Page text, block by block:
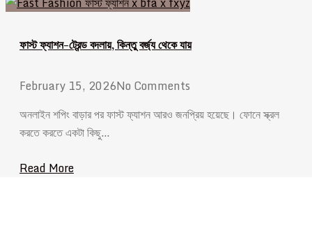
ফাস্ট ফ্যাশন-ট্রেন্ড বদলায়, কিন্তু বর্জ্য থেকে যায়
February 15, 2026No Comments
অনলাইন শপিং বাড়ার পর ফাস্ট ফ্যাশন আরও জনপ্রিয় হয়েছে। ফোনে স্ক্রল
করতে করতে একটা কিছু…
Read More